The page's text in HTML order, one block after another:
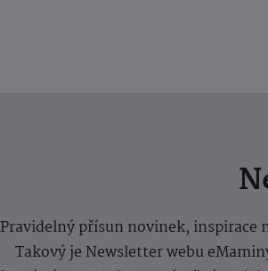
Pravidelný přísun novinek, inspirace
Takový je Newsletter webu